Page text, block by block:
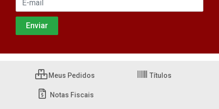
Meus Pedidos Títulos
Notas Fiscais